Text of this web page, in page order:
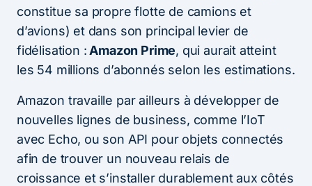
constitue sa propre flotte de camions et
d’avions) et dans son principal levier de
fidélisation : Amazon Prime, qui aurait atteint
les 54 millions d’abonnés selon les estimations.
Amazon travaille par ailleurs à développer de
nouvelles lignes de business, comme l’IoT
avec Echo, ou son API pour objets connectés
afin de trouver un nouveau relais de
croissance et s’installer durablement aux côtés